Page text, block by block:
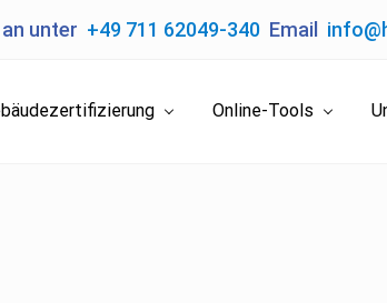
unter +49 711 62049-340 Email
Online-Tools